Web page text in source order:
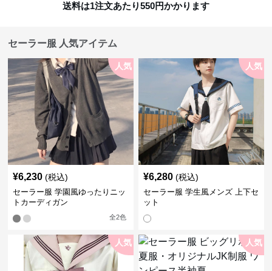
送料は1注文あたり550円かかります
セーラー服 人気アイテム
人気
¥6,230 (税込)
セーラー服 学園風ゆったりニッ
トカーディガン
全2色
人気
¥6,280 (税込)
セーラー服 学生風メンズ 上下セ
ット
人気 人気